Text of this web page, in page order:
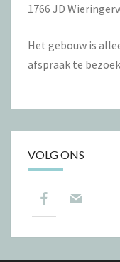
1766 JD
Het gebouw is
afspraak te
VOLG ONS